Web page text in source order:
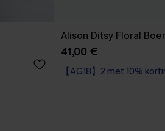
Alison Ditsy Floral
41,00 €
【AG18】2 met 10%